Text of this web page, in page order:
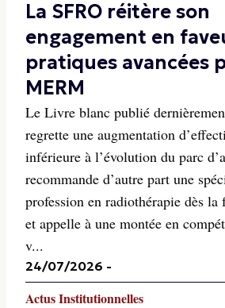
La SFRO réitère son
engagement en
pratiques avancées
MERM
Le Livre blanc publié
regrette une augmentation
inférieure à l’évolution du parc
recommande d’autre part une
profession en radiothérapie dès
et appelle à une montée en
v...
24/07/2026 -
Actus Institutionnelles